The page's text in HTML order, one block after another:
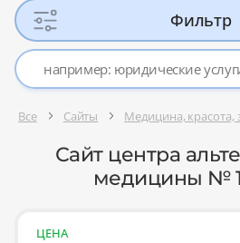
Фильтр
Все Сайты Медицина, красота,
Сайт центра
медицины №
ЦЕНА